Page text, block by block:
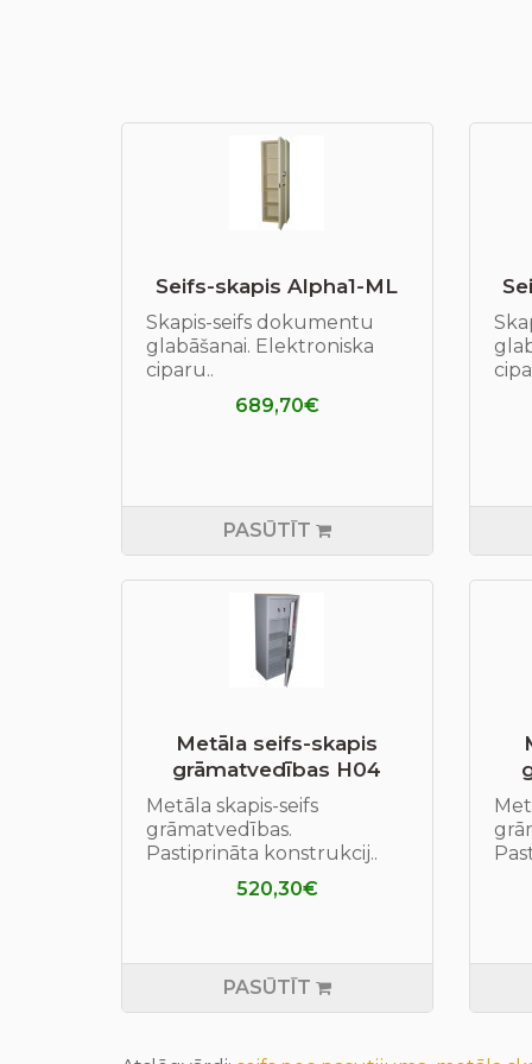
Seifs-skapis Alpha1-ML
Skapis-seifs dokumentu
glabāšanai. Elektroniska
ciparu..
689,70€
PASŪTĪT
Metāla seifs-skapis
grāmatvedības H04
Metāla skapis-seifs
grāmatvedības.
Pastiprināta konstrukcij..
520,30€
PASŪTĪT